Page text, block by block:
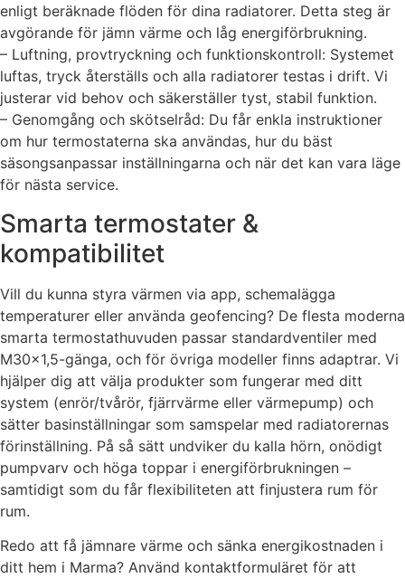
enligt beräknade flöden för dina radiatorer. Detta steg är
avgörande för jämn värme och låg energiförbrukning.
– Luftning, provtryckning och funktionskontroll: Systemet
luftas, tryck återställs och alla radiatorer testas i drift. Vi
justerar vid behov och säkerställer tyst, stabil funktion.
– Genomgång och skötselråd: Du får enkla instruktioner
om hur termostaterna ska användas, hur du bäst
säsongsanpassar inställningarna och när det kan vara läge
för nästa service.
Smarta termostater &
kompatibilitet
Vill du kunna styra värmen via app, schemalägga
temperaturer eller använda geofencing? De flesta moderna
smarta termostathuvuden passar standardventiler med
M30x1,5-gänga, och för övriga modeller finns adaptrar. Vi
hjälper dig att välja produkter som fungerar med ditt
system (enrör/tvårör, fjärrvärme eller värmepump) och
sätter basinställningar som samspelar med radiatorernas
förinställning. På så sätt undviker du kalla hörn, onödigt
pumpvarv och höga toppar i energiförbrukningen –
samtidigt som du får flexibiliteten att finjustera rum för
rum.
Redo att få jämnare värme och sänka energikostnaden i
ditt hem i Marma? Använd kontaktformuläret för att